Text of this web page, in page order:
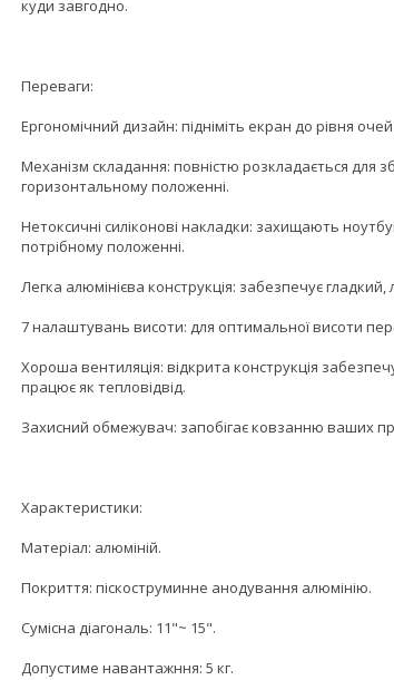
куди завгодно.
Переваги:
Ергономічний дизайн: підніміть екран до рівня
Механізм складання: повністю розкладається для
горизонтальному положенні.
Нетоксичні силіконові накладки: захищають
потрібному положенні.
Легка алюмінієва конструкція: забезпечує
7 налаштувань висоти: для оптимальної висоти
Хороша вентиляція: відкрита конструкція
працює як тепловідвід.
Захисний обмежувач: запобігає ковзанню ваших
Характеристики:
Матеріал: алюміній.
Покриття: піскоструминне анодування алюмінію.
Сумісна діагональ: 11"~ 15".
Допустиме навантажння: 5 кг.